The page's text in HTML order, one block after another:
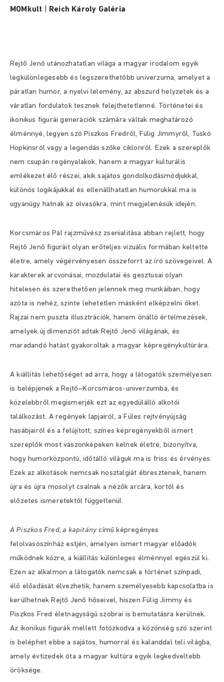
MOMkult Reich Károly Galéria
Rejtő Jenő utánozhatatlan világa a magyar irodalom egyik
legkülönlegesebb és legszerethetőbb univerzuma, amelyet a
páratlan humor, a nyelvi lelemény, az abszurd helyzetek és a
váratlan fordulatok tesznek felejthetetlenné. Történetei és
ikonikus figurái generációk számára váltak meghatározó
élménnyé, legyen szó Piszkos Fredről, Fülig Jimmyről, Tuskó
Hopkinsról vagy a legendás szőke ciklonról. Ezek a szereplők
nem csupán regényalakok, hanem a magyar kulturális
emlékezet élő részei, akik sajátos gondolkodásmódjukkal,
különös logikájukkal és ellenállhatatlan humorukkal ma is
ugyanúgy hatnak az olvasókra, mint megjelenésük idején.
Korcsmáros Pál rajzművész zsenialitása abban rejlett, hogy
Rejtő Jenő figuráit olyan erőteljes vizuális formában keltette
életre, amely végérvényesen összeforrt az író szövegeivel. A
karakterek arcvonásai, mozdulatai és gesztusai olyan
hitelesen és szerethetően jelennek meg munkáiban, hogy
azóta is nehéz, szinte lehetetlen másként elképzelni őket.
Rajzai nem puszta illusztrációk, hanem önálló értelmezések,
amelyek új dimenziót adtak Rejtő Jenő világának, és
maradandó hatást gyakoroltak a magyar képregénykultúrára.
A kiállítás lehetőséget ad arra, hogy a látogatók személyesen
is belépjenek a Rejtő–Korcsmáros-univerzumba, és
közelebbről megismerjék ezt az egyedülálló alkotói
találkozást. A regények lapjairól, a Füles rejtvényújság
hasábjairól és a felújított, színes képregényekből ismert
szereplők most vászonképeken kelnek életre, bizonyítva,
hogy humorközpontú, időtálló világuk ma is friss és érvényes.
Ezek az alkotások nemcsak nosztalgiát ébresztenek, hanem
újra és újra mosolyt csalnak a nézők arcára, kortól és
előzetes ismeretektől függetlenül.
A Piszkos Fred, a kapitány című képregényes
felolvasószínház estjén, amelyen ismert magyar előadók
működnek közre, a kiállítás különleges élménnyel egészül ki.
Ezen az alkalmon a látogatók nemcsak a történet színpadi,
élő előadását élvezhetik, hanem személyesebb kapcsolatba is
kerülhetnek Rejtő Jenő hőseivel, hiszen Fülig Jimmy és
Piszkos Fred életnagyságú szobrai is bemutatásra kerülnek.
Az ikonikus figurák mellett fotózkodva a közönség szó szerint
is beléphet ebbe a sajátos, humorral és kalanddal teli világba,
amely évtizedek óta a magyar kultúra egyik legkedveltebb
öröksége.